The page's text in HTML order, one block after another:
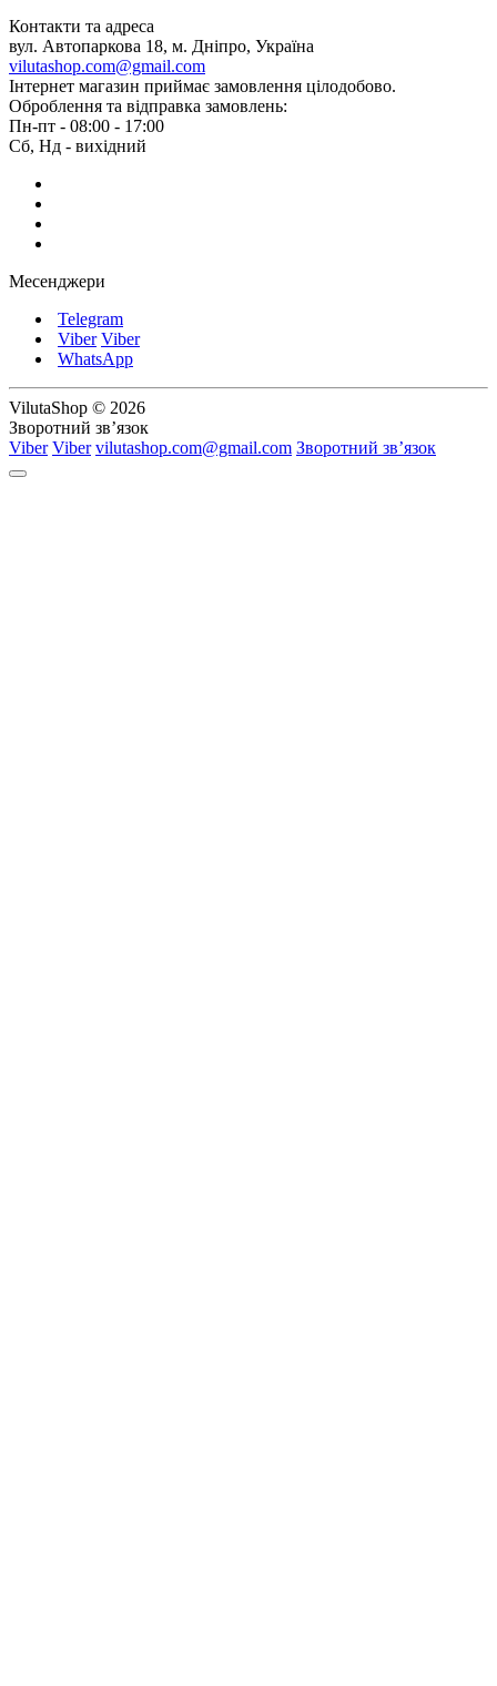
Контакти та адреса
вул. Автопаркова 18, м. Дніпро, Україна
vilutashop.com@gmail.com
Інтернет магазин приймає замовлення цілодобово.
Оброблення та відправка замовлень:
Пн-пт - 08:00 - 17:00
Сб, Нд - вихідний
Месенджери
Telegram
Viber Viber
WhatsApp
VilutaShop © 2026
Зворотний зв’язок
Viber Viber vilutashop.com@gmail.com Зворотний зв’язок